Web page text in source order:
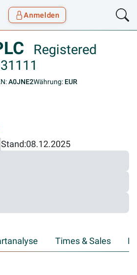
Anmelden
Registered
A0JNE2Währung: EUR
Stand:08.12.2025
Times & Sales